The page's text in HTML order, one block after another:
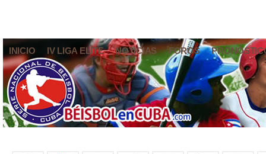
INICIO IV LIGA ELITE NOTICIAS FOROS